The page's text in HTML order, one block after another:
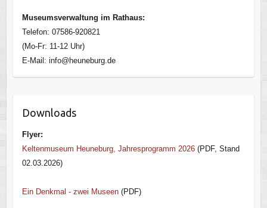
Museumsverwaltung im Rathaus:
Telefon: 07586-920821
(Mo-Fr: 11-12 Uhr)
E-Mail: info@heuneburg.de
Downloads
Flyer:
Keltenmuseum Heuneburg, Jahresprogramm 2026(PDF, Stand
02.03.2026)
Ein Denkmal - zwei Museen(PDF)